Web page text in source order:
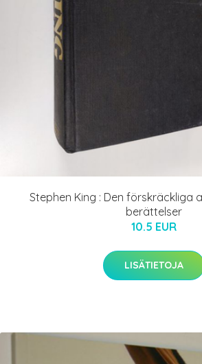
Stephen King : Den förskräckliga
berättelser
10.5 EUR
LISÄTIETOJA